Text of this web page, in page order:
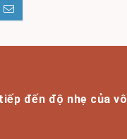
đến độ nhẹ của